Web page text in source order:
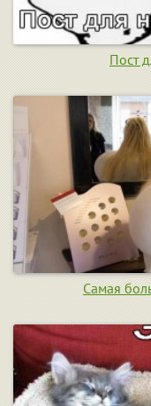
Пост
Самая